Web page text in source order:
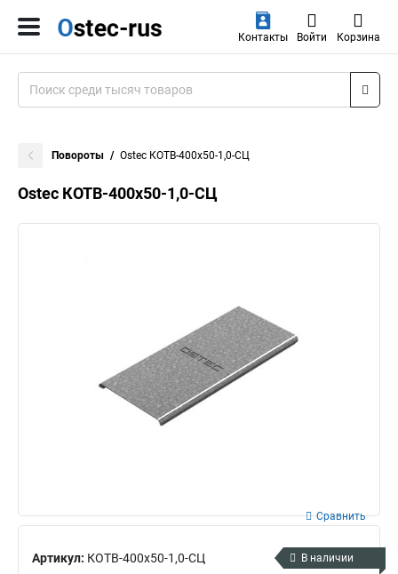
Контакты Войти Корзина
Повороты Ostec КОТВ-400х50-1,0-СЦ
Ostec КОТВ-400х50-1,0-СЦ
Артикул: КОТВ-400х50-1,0-СЦ
Сравнить
В наличии